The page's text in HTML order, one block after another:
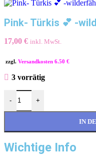
Pink- Türkis 💕 -
17,00 € inkl. MwSt.
zzgl. Versandkosten 6.50 €
3 vorrätig
- +
IN
Wichtige Info